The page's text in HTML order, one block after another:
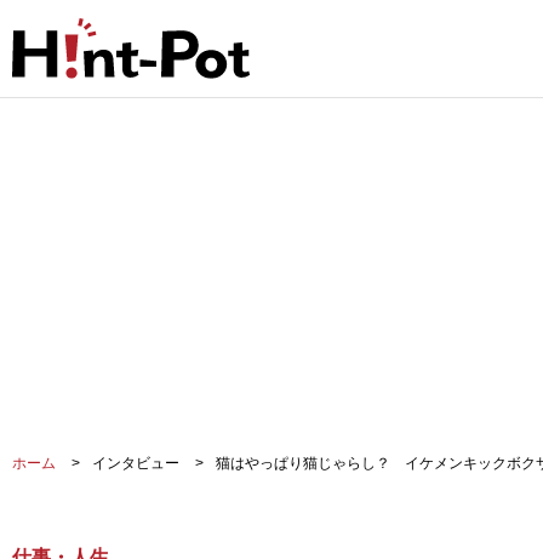
ホーム インタビュー 猫はやっぱり猫じゃらし？ イケメンキックボク